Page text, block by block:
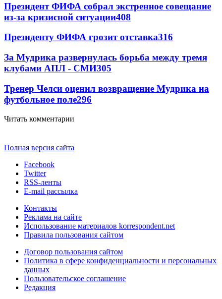
Президент ФИФА собрал экстренное совещание
из-за кризисной ситуации408
Президенту ФИФА грозит отставка316
За Мудрика развернулась борьба между тремя
клубами АПЛ - СМИ305
Тренер Челси оценил возвращение Мудрика на
футбольное поле296
Читать комментарии
Полная версия сайта
Facebook
Twitter
RSS-ленты
E-mail рассылка
Контакты
Реклама на сайте
Использование материалов korrespondent.net
Правила пользования сайтом
Договор пользования сайтом
Политика в сфере конфиденциальности и персональных
данных
Пользовательское соглашение
Редакция